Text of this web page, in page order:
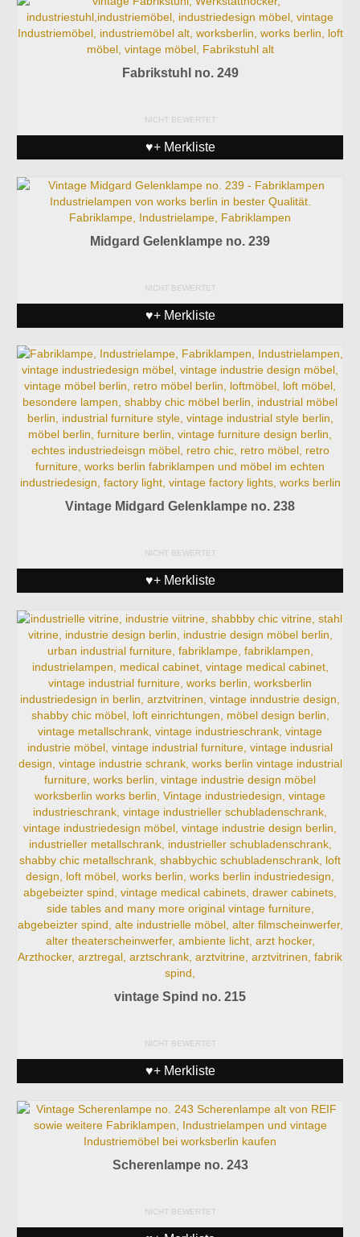
Fabrikstuhl no. 249
NICHT BEWERTET
♥+ Merkliste
Midgard Gelenklampe no. 239
NICHT BEWERTET
♥+ Merkliste
Vintage Midgard Gelenklampe no. 238
NICHT BEWERTET
♥+ Merkliste
vintage Spind no. 215
NICHT BEWERTET
♥+ Merkliste
Scherenlampe no. 243
NICHT BEWERTET